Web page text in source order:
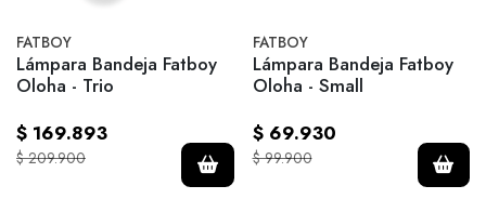
FATBOY
Lámpara Bandeja Fatboy
Oloha - Trio
$ 169.893
$ 209.900
FATBOY
Lámpara Bandeja Fatboy
Oloha - Small
$ 69.930
$ 99.900